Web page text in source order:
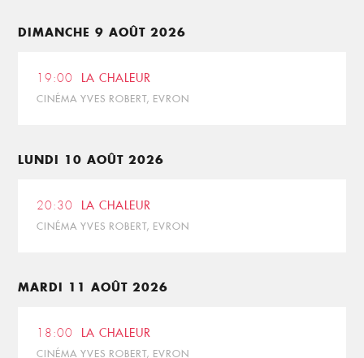
DIMANCHE 9 AOÛT 2026
19:00 LA CHALEUR
CINÉMA YVES ROBERT, EVRON
LUNDI 10 AOÛT 2026
20:30 LA CHALEUR
CINÉMA YVES ROBERT, EVRON
MARDI 11 AOÛT 2026
18:00 LA CHALEUR
CINÉMA YVES ROBERT, EVRON